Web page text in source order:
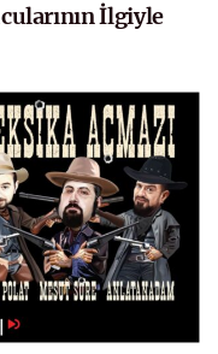
İlgiyle